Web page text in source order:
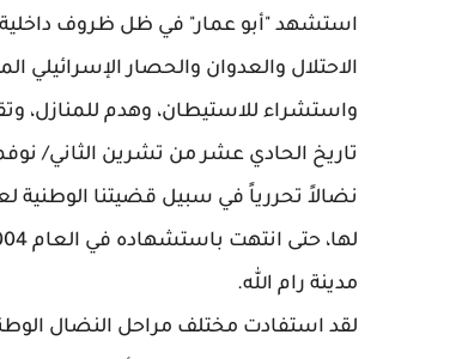
استشهد "أبو عمار" في ظل ظروف داخلية
الاحتلال والعدوان والحصار
واستشراء للاستيطان، وهدم للمنازل،
تاريخ الحادي عشر من تشرين الثاني/
نضالاً تحررياً في سبيل قضيتنا
مدينة رام الله.
لقد استفادت مختلف مراحل النضال